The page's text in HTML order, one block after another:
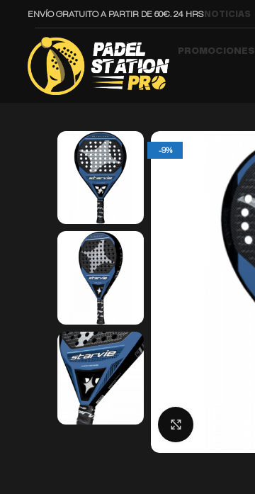
ENVÍO GRATUITO A PARTIR DE 60€. 24 HRSNOTICIAS
PROMOCIONES
-9%